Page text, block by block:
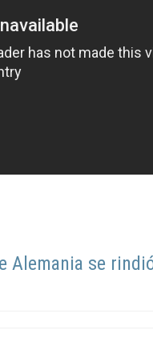
Alemania se